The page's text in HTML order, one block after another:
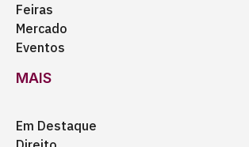
Feiras
Mercado
Eventos
MAIS
Em Destaque